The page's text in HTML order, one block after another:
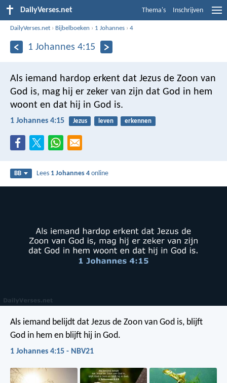
DailyVerses.net Thema's Inschrijven
DailyVerses.net › Bijbelboeken › 1 Johannes ›4
1 Johannes 4:15
Als iemand hardop erkent dat Jezus de Zoon van
God is, mag hij er zeker van zijn dat God in hem
woont en dat hij in God is.
1 Johannes 4:15 Jezus leven erkennen
BB Lees 1 Johannes 4 online
Als iemand belijdt dat Jezus de Zoon van God is, blijft
God in hem en blijft hij in God.
1 Johannes 4:15 - NBV21